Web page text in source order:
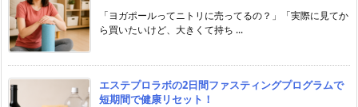
「ヨガポールってニトリに売ってるの？」「実際に見てか
ら買いたいけど、大きくて持ち ...
エステプロラボの2日間ファスティングプログラムで
短期間で健康リセット！